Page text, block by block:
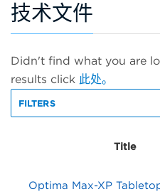
技术文件
Didn't find what you are
results click 此处。
FILTERS
Title